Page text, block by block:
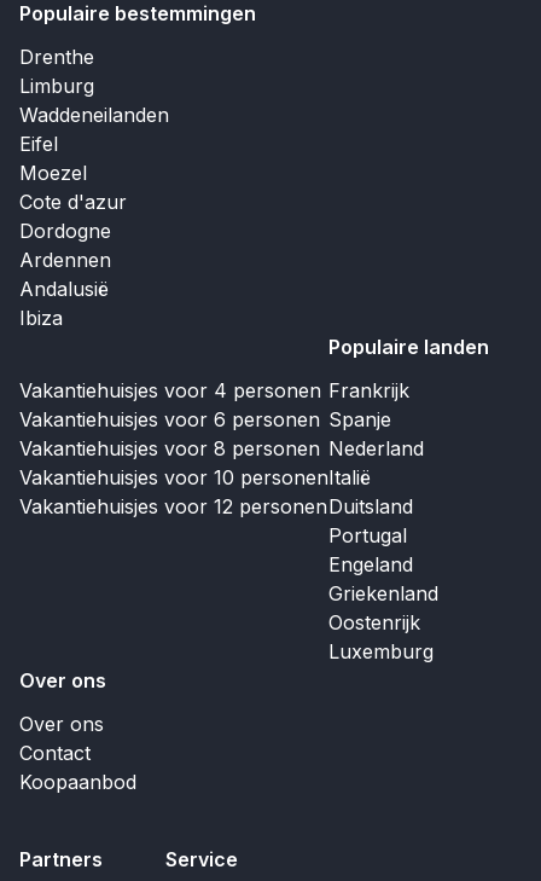
Populaire bestemmingen
Drenthe
Limburg
Waddeneilanden
Eifel
Moezel
Cote d'azur
Dordogne
Ardennen
Andalusië
Ibiza
Vakantiehuisjes voor 4 personen
Vakantiehuisjes voor 6 personen
Vakantiehuisjes voor 8 personen
Vakantiehuisjes voor 10 personen
Vakantiehuisjes voor 12 personen
Populaire landen
Frankrijk
Spanje
Nederland
Italië
Duitsland
Portugal
Engeland
Griekenland
Oostenrijk
Luxemburg
Over ons
Over ons
Contact
Koopaanbod
Partners Service